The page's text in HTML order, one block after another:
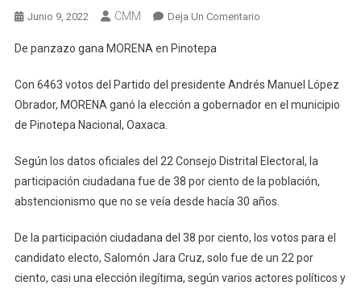
Junio 9, 2022 CMM Deja Un ComentarioEn
MORENA
En
De panzazo gana MORENA en Pinotepa
Con 6463 votos del Partido del presidente Andrés Manuel López
Obrador, MORENA ganó la elección a gobernador en el municipio
de Pinotepa Nacional, Oaxaca.
Según los datos oficiales del 22 Consejo Distrital Electoral, la
participación ciudadana fue de 38 por ciento de la población,
abstencionismo que no se veía desde hacía 30 años.
De la participación ciudadana del 38 por ciento, los votos para el
candidato electo, Salomón Jara Cruz, solo fue de un 22 por
ciento, casi una elección ilegítima, según varios actores políticos y